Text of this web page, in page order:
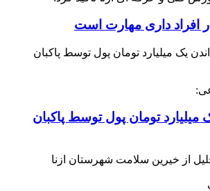
افراد داری مهارت است
میلیارد تومان پول توسط پاکبان